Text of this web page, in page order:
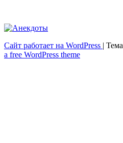
Весёлый и здоровый образ жизни
Сайт работает на WordPress | Тема
a free WordPress theme